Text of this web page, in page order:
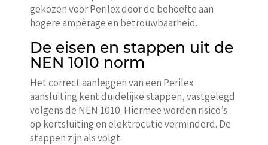
gekozen voor Perilex door de behoefte aan
hogere ampèrage en betrouwbaarheid.
De eisen en stappen uit de
NEN 1010 norm
Het correct aanleggen van een Perilex
aansluiting kent duidelijke stappen, vastgelegd
volgens de NEN 1010. Hiermee worden risico’s
op kortsluiting en elektrocutie verminderd. De
stappen zijn als volgt: